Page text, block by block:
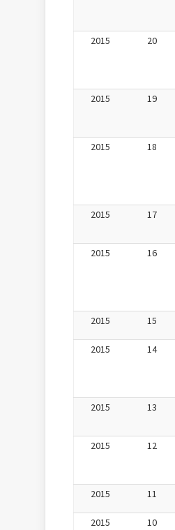
2015
20
2015
19
2015
18
2015
17
2015
16
2015
15
2015
14
2015
13
2015
12
2015
11
2015
10